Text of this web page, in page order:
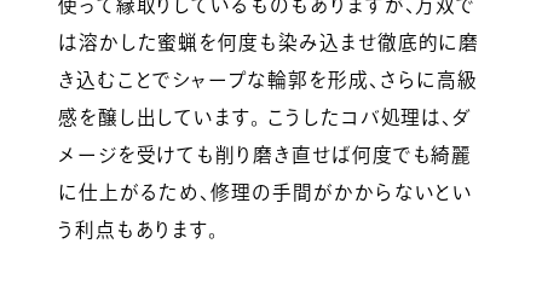
使って縁取りしているものもありますが、万双で
は溶かした蜜蝋を何度も染み込ませ徹底的に磨
き込むことでシャープな輪郭を形成、さらに高級
感を醸し出しています。 こうしたコバ処理は、ダ
メージを受けても削り磨き直せば何度でも綺麗
に仕上がるため、修理の手間がかからないとい
う利点もあります。